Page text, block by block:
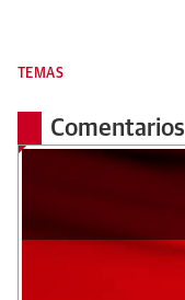
TEMAS
Comentarios